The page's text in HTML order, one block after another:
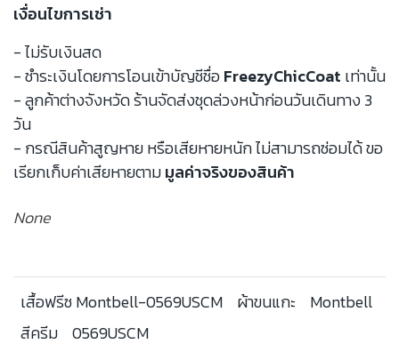
เงื่อนไขการเช่า
- ไม่รับเงินสด
- ชำระเงินโดยการโอนเข้าบัญชีชื่อFreezyChicCoat เท่านั้น
- ลูกค้าต่างจังหวัด ร้านจัดส่งชุดล่วงหน้าก่อนวันเดินทาง 3
วัน
- กรณีสินค้าสูญหาย หรือเสียหายหนัก ไม่สามารถซ่อมได้ ขอ
เรียกเก็บค่าเสียหายตามมูลค่าจริงของสินค้า
None
เสื้อฟรีซ Montbell-0569USCM ผ้าขนแกะ
Montbell
สีครีม 0569USCM